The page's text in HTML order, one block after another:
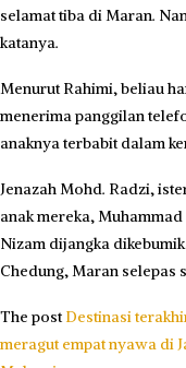
selamat tiba di Maran.
katanya.
Menurut Rahimi, beliau
menerima panggilan
anaknya terbabit dalam
Jenazah Mohd. Radzi,
anak mereka,
Nizam dijangka
Chedung, Maran selepas
The postDestinasi
meragut empat nyawa di